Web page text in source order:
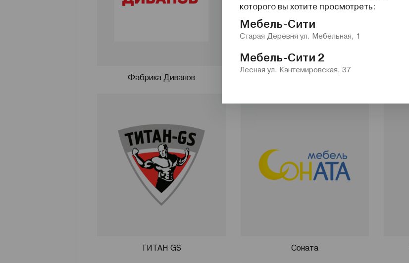
Фабрика Диванов
ТИТАН GS Соната
которого вы хотите просмотреть:
Мебель-Сити
Старая Деревня ул. Мебельная, 1
Мебель-Сити 2
Лесная ул. Кантемировская, 37